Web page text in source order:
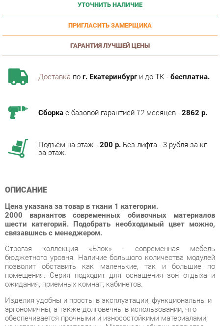
ПРИГЛАСИТЬ ЗАМЕРЩИКА
ГАРАНТИЯ ЛУЧШЕЙ ЦЕНЫ
Доставкапог. Екатеринбурги до ТК -бесплатна.
2000 вариантов современных обивочных материалов
связавшись с менеджером.
Строгая коллекция «Блок» - современная мебель
бюджетного уровня. Наличие большого количества модулей
позволит обставить как маленькие, так и большие по
помещения. Серия подходит для оснащения зон отдыха и
ожидания, приемных комнат, кабинетов.
Изделия удобны и просты в эксплуатации, функциональны и
эргономичны, а также долговечны в использовании, что
обеспечивается прочными и износостойкими материалами,
из которых они изготовлены. Материалы обивки являются
комфортными, мягкими и дышащими, обладают высокой
степенью паро- и воздухопроницаемости и гигроскопичности.